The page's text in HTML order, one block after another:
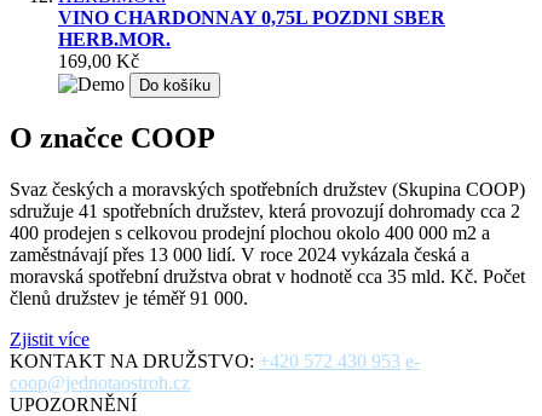
VINO CHARDONNAY 0,75L POZDNI SBER
HERB.MOR.
169,00 Kč
Do košíku
O značce COOP
Svaz českých a moravských spotřebních družstev (Skupina COOP)
sdružuje 41 spotřebních družstev, která provozují dohromady cca 2
400 prodejen s celkovou prodejní plochou okolo 400 000 m2 a
zaměstnávají přes 13 000 lidí. V roce 2024 vykázala česká a
moravská spotřební družstva obrat v hodnotě cca 35 mld. Kč. Počet
členů družstev je téměř 91 000.
Zjistit více
KONTAKT NA DRUŽSTVO: +420 572 430 953 e-
coop@jednotaostroh.cz
UPOZORNĚNÍ